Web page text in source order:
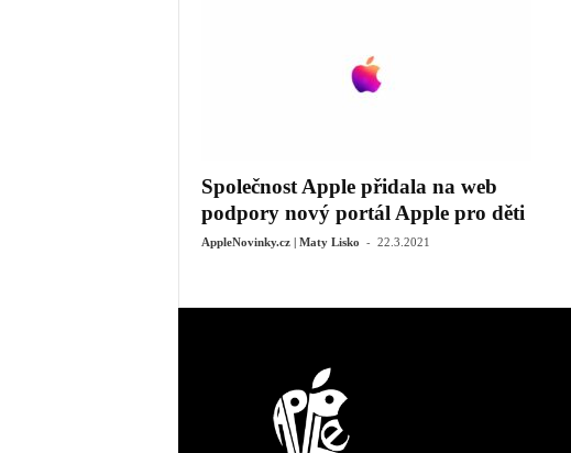
Společnost Apple přidala na web
podpory nový portál Apple pro děti
AppleNovinky.cz | Maty Lisko - 22.3.2021